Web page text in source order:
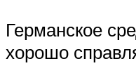
Германское
хорошо